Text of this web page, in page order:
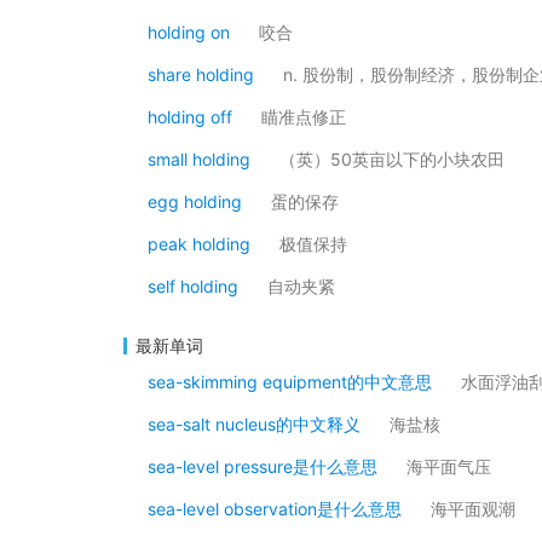
holding on 咬合
share holding n. 股份制，股份制经济，股份制企
holding off 瞄准点修正
small holding （英）50英亩以下的小块农田
egg holding 蛋的保存
peak holding 极值保持
self holding 自动夹紧
最新单词
sea-skimming equipment的中文意思
水面浮油
sea-salt nucleus的中文释义 海盐核
sea-level pressure是什么意思 海平面气压
sea-level observation是什么意思 海平面观潮